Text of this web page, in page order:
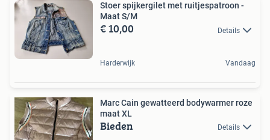
Stoer spijkergilet met ruitjespatroon -
Maat S/M
€ 10,00 Details
Harderwijk Vandaag
Marc Cain gewatteerd bodywarmer roze
maat XL
Bieden Details